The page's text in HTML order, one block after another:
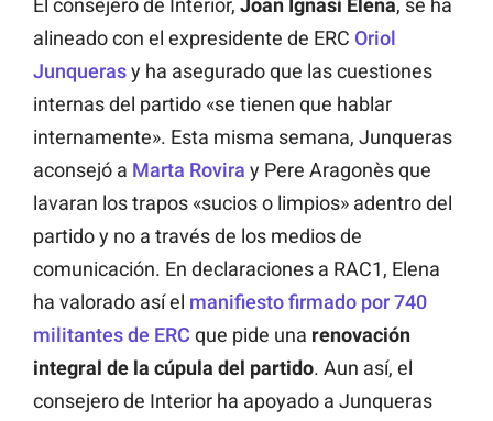
El consejero de Interior, Joan Ignasi Elena, se ha
alineado con el expresidente de ERC Oriol
Junquerasy ha asegurado que las cuestiones
internas del partido «se tienen que hablar
internamente». Esta misma semana, Junqueras
aconsejó a Marta Rovira y Pere Aragonès que
lavaran los trapos «sucios o limpios» adentro del
partido y no a través de los medios de
comunicación. En declaraciones a RAC1, Elena
ha valorado así el manifiesto firmado por 740
militantes de ERC que pide una renovación
integral de la cúpula del partido. Aun así, el
consejero de Interior ha apoyado a Junqueras